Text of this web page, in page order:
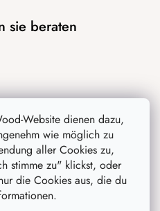
Website dienen dazu,
wie möglich zu
aller Cookies zu,
stimme zu" klickst, oder
die Cookies aus, die du
sie beraten